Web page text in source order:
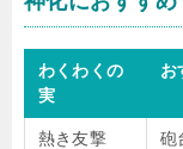
わくわくの
実
お
熱き友撃
砲